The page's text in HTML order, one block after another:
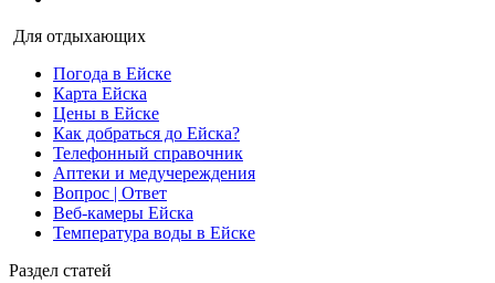
Для отдыхающих
Погода в Ейске
Карта Ейска
Цены в Ейске
Как добраться до Ейска?
Телефонный справочник
Аптеки и медучереждения
Вопрос | Ответ
Веб-камеры Ейска
Температура воды в Ейске
Раздел статей